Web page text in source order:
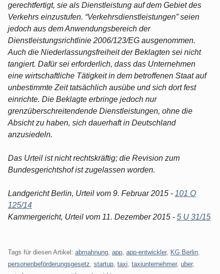
gerechtfertigt, sie als Dienstleistung auf dem Gebiet des
Verkehrs einzustufen. “Verkehrsdienstleistungen” seien
jedoch aus dem Anwendungsbereich der
Dienstleistungsrichtlinie 2006/123/EG ausgenommen.
Auch die Niederlassungsfreiheit der Beklagten sei nicht
tangiert. Dafür sei erforderlich, dass das Unternehmen
eine wirtschaftliche Tätigkeit in dem betroffenen Staat auf
unbestimmte Zeit tatsächlich ausübe und sich dort fest
einrichte. Die Beklagte erbringe jedoch nur
grenzüberschreitendende Dienstleistungen, ohne die
Absicht zu haben, sich dauerhaft in Deutschland
anzusiedeln.
Das Urteil ist nicht rechtskräftig; die Revision zum
Bundesgerichtshof ist zugelassen worden.
Landgericht Berlin, Urteil vom 9. Februar 2015 - 101 O
125/14
Kammergericht, Urteil vom 11. Dezember 2015 - 5 U 31/15
Tags für diesen Artikel: abmahnung app app-entwickler, KG Berlin
personenbeförderungsgesetz startup taxi taxiunternehmer, uber,